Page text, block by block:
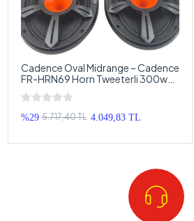
Cadence Oval Midrange – Cadence
FR-HRN69 Horn Tweeterli 300w
150RMS Oval Midrange Hoparlör –
Cadence Kayık Midrange
%29 5.717,40 TL 4.049,83 TL